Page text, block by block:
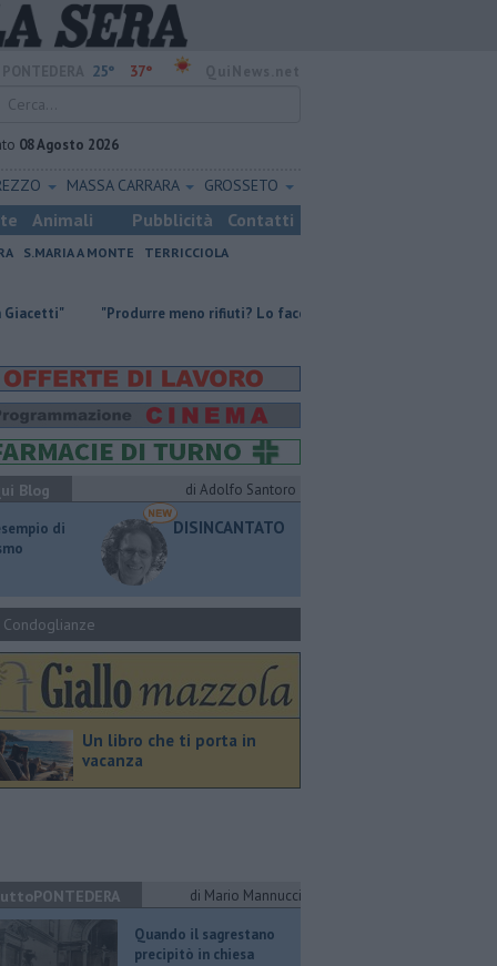
25° 37°
08 Agosto 2026
MASSA CARRARA GROSSETO
Animali Pubblicità Contatti
S.MARIA A MONTE
TERRICCIOLA
"Produrre meno rifiuti? Lo facciamo dal 1990"
Blog di Adolfo Santoro
di
DISINCANTATO
Condoglianze
Un libro che ti porta in
vacanza
di Mario Mannucci
Quando il sagrestano
precipitò in chiesa